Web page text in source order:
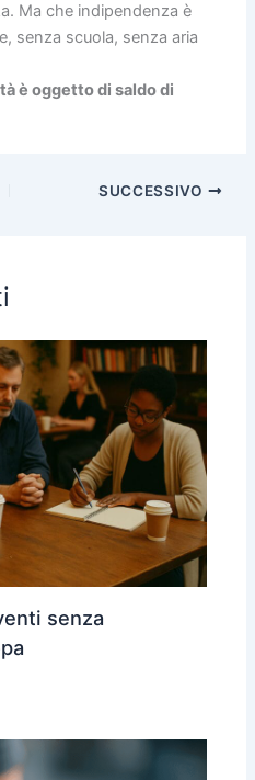
Ma che indipendenza è
senza scuola, senza aria
è oggetto di saldo di
SUCCESSIVO
senza